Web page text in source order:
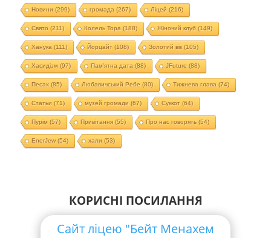
Новини (299) громада (267) Ліцей (216)
Свято (211) Колель Тора (188) Жіночий клуб (149)
Ханука (111) Йорцайт (108) Золотий вік(105)
Хасидізм (97) Пам'ятна дата (88) JFuture (88)
Песах(85) Любавичський Ребе (80) Тижнева глава (74)
Статьи (71) музей громади (67) Суккот (64)
Пурім (57) Привітання(55) Про нас говорять (54)
EnerJew(54) хали (53)
КОРИСНІ ПОСИЛАННЯ
Сайт ліцею "Бейт Менахем